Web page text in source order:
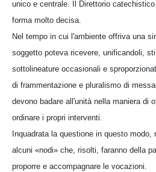
unico e centrale. Il Direttorio
forma molto decisa.
Nel tempo in cui l'ambiente offriva una
soggetto poteva ricevere, unificandoli,
sottolineature occasionali e
di frammentazione e pluralismo di
devono badare all'unità nella maniera di
ordinare i propri interventi.
Inquadrata la questione in questo modo,
alcuni «nodi» che, risolti, faranno della
proporre e accompagnare le vocazioni.